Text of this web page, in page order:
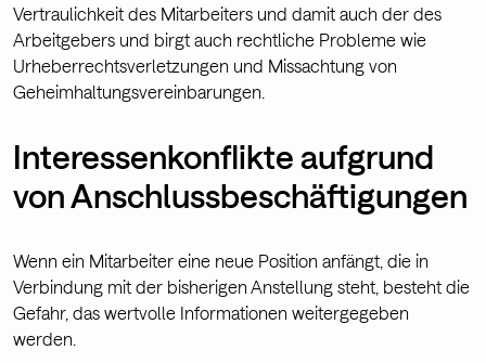
Vertraulichkeit des Mitarbeiters und damit auch der des
Arbeitgebers und birgt auch rechtliche Probleme wie
Urheberrechtsverletzungen und Missachtung von
Geheimhaltungsvereinbarungen.
Interessenkonflikte aufgrund
von Anschlussbeschäftigungen
Wenn ein Mitarbeiter eine neue Position anfängt, die in
Verbindung mit der bisherigen Anstellung steht, besteht die
Gefahr, das wertvolle Informationen weitergegeben
werden.